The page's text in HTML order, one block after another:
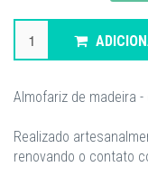
Almofariz de madeira -
Realizado
renovando o contato